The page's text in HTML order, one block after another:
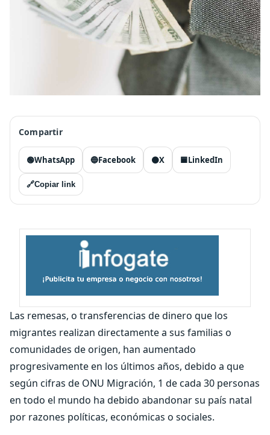
Compartir
🟢WhatsApp 🔵Facebook ⚫X 🟦LinkedIn
🔗Copiar link
Las remesas, o transferencias de dinero que los
migrantes realizan directamente a sus familias o
comunidades de origen, han aumentado
progresivamente en los últimos años, debido a que
según cifras de ONU Migración, 1 de cada 30 personas
en todo el mundo ha debido abandonar su país natal
por razones políticas, económicas o sociales.